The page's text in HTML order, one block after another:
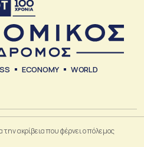
ECONOMY WORLD
ακρίβεια που φέρνει ο πόλεμος